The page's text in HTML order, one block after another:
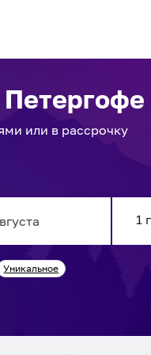
Петергофе
или в рассрочку
Уникальное